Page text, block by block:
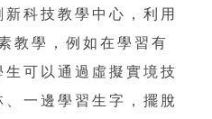
科技教學中心，利用
教學，例如在學習有
可以通過虛擬實境技
一邊學習生字，擺脫